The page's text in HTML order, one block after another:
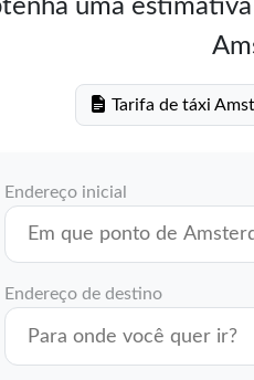
uma
Tarifa de táxi
Endereço inicial
Endereço de destino